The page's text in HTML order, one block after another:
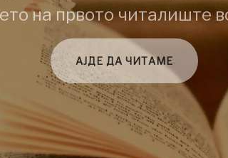
на првото читалиште
АЈДЕ ДА ЧИТАМЕ